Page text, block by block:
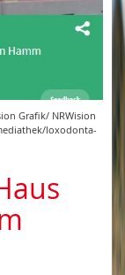
Grafik/ NRWision
loxodonta-